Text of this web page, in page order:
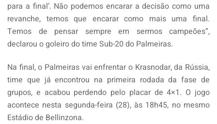
para a final’. Não podemos encarar a decisão como uma
revanche, temos que encarar como mais uma final.
Temos de pensar sempre em sermos campeões”,
declarou o goleiro do time Sub-20 do Palmeiras.
Na final, o Palmeiras vai enfrentar o Krasnodar, da Rússia,
time que já encontrou na primeira rodada da fase de
grupos, e acabou perdendo pelo placar de 4×1. O jogo
acontece nesta segunda-feira (28), às 18h45, no mesmo
Estádio de Bellinzona.